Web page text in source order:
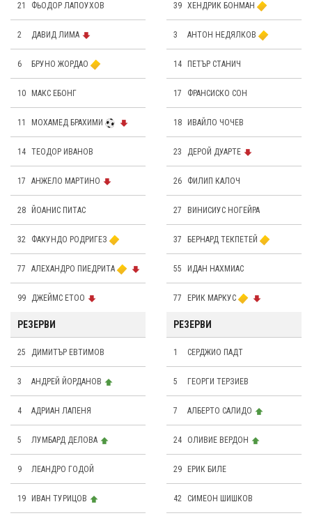
21 ФЬОДОР ЛАПОУХОВ
2 ДАВИД ЛИМА
6 БРУНО ЖОРДАО
10 МАКС ЕБОНГ
11 МОХАМЕД БРАХИМИ
14 ТЕОДОР ИВАНОВ
17 АНЖЕЛО МАРТИНО
28 ЙОАНИС ПИТАС
32 ФАКУНДО РОДРИГЕЗ
77 АЛЕХАНДРО ПИЕДРИТА
99 ДЖЕЙМС ЕТОО
РЕЗЕРВИ
25 ДИМИТЪР ЕВТИМОВ
3 АНДРЕЙ ЙОРДАНОВ
4 АДРИАН ЛАПЕНЯ
5 ЛУМБАРД ДЕЛОВА
9 ЛЕАНДРО ГОДОЙ
19 ИВАН ТУРИЦОВ
39 ХЕНДРИК БОНМАН
3 АНТОН НЕДЯЛКОВ
14 ПЕТЪР СТАНИЧ
17 ФРАНСИСКО СОН
18 ИВАЙЛО ЧОЧЕВ
23 ДЕРОЙ ДУАРТЕ
26 ФИЛИП КАЛОЧ
27 ВИНИСИУС НОГЕЙРА
37 БЕРНАРД ТЕКПЕТЕЙ
55 ИДАН НАХМИАС
77 ЕРИК МАРКУС
РЕЗЕРВИ
1 СЕРДЖИО ПАДТ
5 ГЕОРГИ ТЕРЗИЕВ
7 АЛБЕРТО САЛИДО
24 OЛИВИЕ ВЕРДОН
29 ЕРИК БИЛЕ
42 СИМЕОН ШИШКОВ